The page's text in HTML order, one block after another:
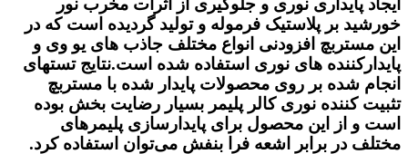
ایجاد پایداری نوری و جلوگیری از اثرات مخرب نور
خورشید بر پلاستیک فرموله و تولید گردیده است که در
این مستربچ افزودنی انواع مختلف جاذب‌ های یو وی و
پایدارکننده‌ های نوری استفاده شده است.نتایج تستهای
انجام شده بر روی محصولات پایدار شده با مستربچ
تثبیت کننده نوری کالر پلیمر بسیار رضایت ‌بخش بوده
است و از این محصول برای پایدارسازی پلیمرهای
مختلف در برابر اشعه فرا بنفش می‌توان استفاده کرد.